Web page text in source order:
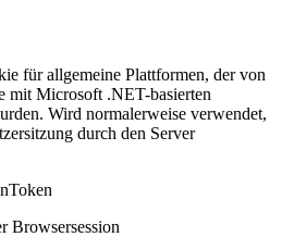
für allgemeine Plattformen, der von
mit Microsoft .NET-basierten
Wird normalerweise verwendet,
durch den Server
Browsersession